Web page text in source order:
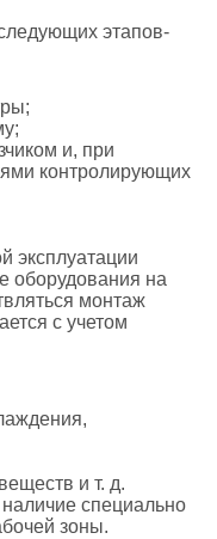
этапов-
и, при
контролирующих
эксплуатации
оборудования на
монтаж
с учетом
и т. д.
специально
зоны.